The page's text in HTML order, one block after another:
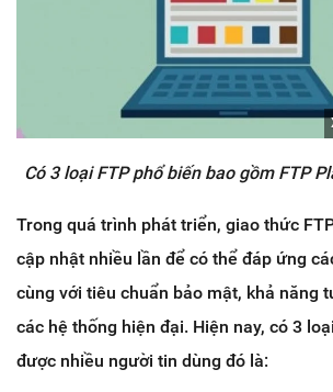
Có 3 loại FTP phổ biến bao gồm FTP
Trong quá trình phát triển, giao thức
cập nhật nhiều lần để có thể đáp ứng
cùng với tiêu chuẩn bảo mật, khả năng
các hệ thống hiện đại. Hiện nay, có 3
được nhiều người tin dùng đó là: